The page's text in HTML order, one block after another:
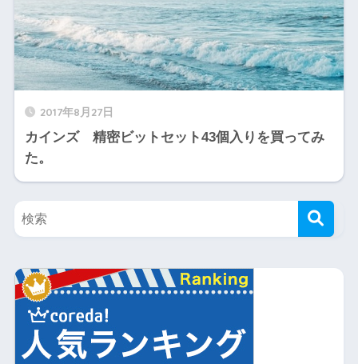
2017年8月27日
カインズ 精密ビットセット43個入りを買ってみ
た。